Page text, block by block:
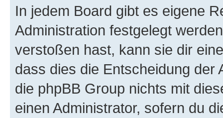
In jedem Board gibt es eigene
Administration festgelegt
verstoßen hast, kann sie dir
dass dies die Entscheidung der
die phpBB Group nichts mit
einen Administrator, sofern du